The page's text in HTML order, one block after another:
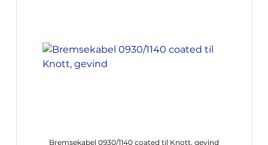
Bremsekabel 0930/1140 coated til Knott, gevind